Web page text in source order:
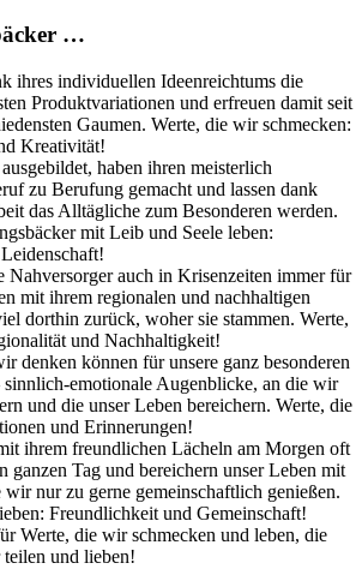
…
ihres individuellen Ideenreichtums die
Produktvariationen und erfreuen damit seit
Gaumen. Werte, die wir schmecken:
Kreativität!
haben ihren meisterlich
zu Berufung gemacht und lassen dank
das Alltägliche zum Besonderen werden.
mit Leib und Seele leben:
Nahversorger auch in Krisenzeiten immer für
mit ihrem regionalen und nachhaltigen
dorthin zurück, woher sie stammen. Werte,
und Nachhaltigkeit!
denken können für unsere ganz besonderen
sinnlich-emotionale Augenblicke, an die wir
und die unser Leben bereichern. Werte, die
und Erinnerungen!
ihrem freundlichen Lächeln am Morgen oft
ganzen Tag und bereichern unser Leben mit
nur zu gerne gemeinschaftlich genießen.
Freundlichkeit und Gemeinschaft!
Werte, die wir schmecken und leben, die
und lieben!